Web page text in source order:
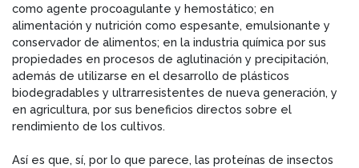
como agente procoagulante y hemostático; en
alimentación y nutrición como espesante, emulsionante y
conservador de alimentos; en la industria química por sus
propiedades en procesos de aglutinación y precipitación,
además de utilizarse en el desarrollo de plásticos
biodegradables y ultrarresistentes de nueva generación, y
en agricultura, por sus beneficios directos sobre el
rendimiento de los cultivos.
Así es que, sí, por lo que parece, las proteínas de insectos